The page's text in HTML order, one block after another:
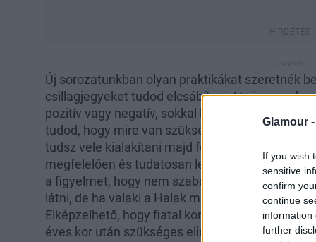
Glamour -
If you wish
sensitive
confirm
continue
information
further
Új sorozatunkban olyan praktikákat szeretnék
csillagjegyeket tudod elcsábítani. Ha ismered a
pozitív vagy negatív, sokkal könnyben tudsz
tudod, hogy mire van szüksége a másiknak, és
tudsz vele kialakítani majd fenntartani. Ez nem
megfelelően és tudatosan legyünk képesek
a figyelmet, hogy nem szabad egy dolgot
látni, de ha valaki a Halak minőséget
Elképzelhető, hogy fiatal korában nem annyira
éves kor után szükséges elindulni a választott